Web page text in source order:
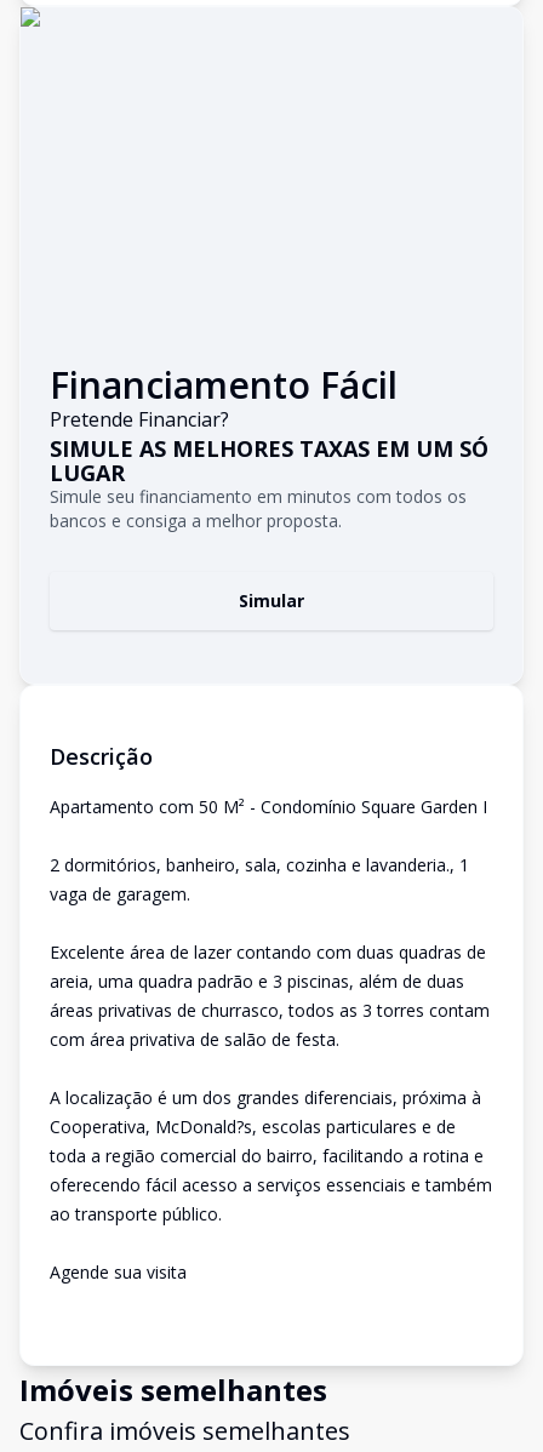
Financiamento Fácil
Pretende Financiar?
SIMULE AS MELHORES TAXAS EM UM SÓ
LUGAR
Simule seu financiamento em minutos com todos os
bancos e consiga a melhor proposta.
Simular
Descrição
Apartamento com 50 M² - Condomínio Square Garden I
2 dormitórios, banheiro, sala, cozinha e lavanderia., 1
vaga de garagem.
Excelente área de lazer contando com duas quadras de
areia, uma quadra padrão e 3 piscinas, além de duas
áreas privativas de churrasco, todos as 3 torres contam
com área privativa de salão de festa.
A localização é um dos grandes diferenciais, próxima à
Cooperativa, McDonald?s, escolas particulares e de
toda a região comercial do bairro, facilitando a rotina e
oferecendo fácil acesso a serviços essenciais e também
ao transporte público.
Agende sua visita
Imóveis semelhantes
Confira imóveis semelhantes